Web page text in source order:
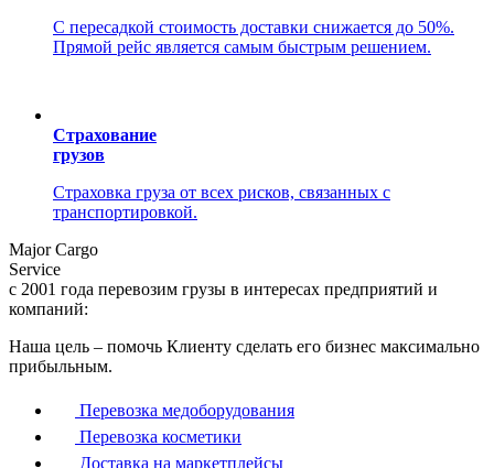
С пересадкой стоимость доставки снижается до 50%.
Прямой рейс является самым быстрым решением.
Страхование
грузов
Страховка груза от всех рисков, связанных с
транспортировкой.
Major Cargo
Service
с 2001 года перевозим грузы в интересах предприятий и
компаний:
Наша цель – помочь Клиенту сделать его бизнес максимально
прибыльным.
Перевозка медоборудования
Перевозка косметики
Доставка на маркетплейсы